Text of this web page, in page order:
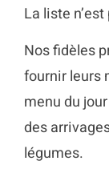
La liste
Nos fidèles
fournir leurs
menu du
des
légumes.